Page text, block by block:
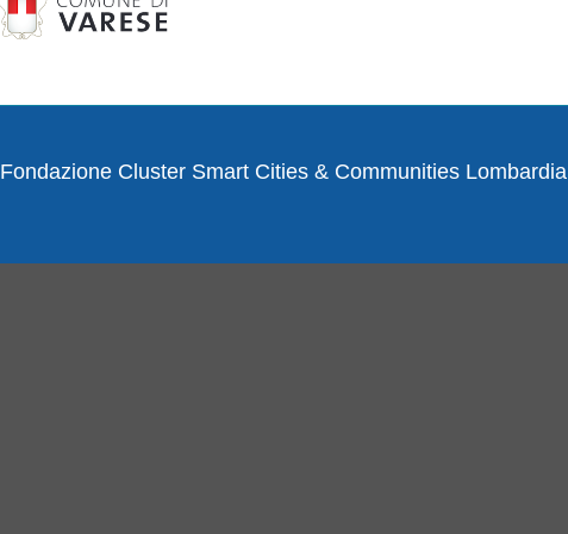
Fondazione Cluster Smart Cities & Communities Lombardia